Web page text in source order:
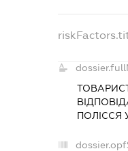
ПОЛІССЯ